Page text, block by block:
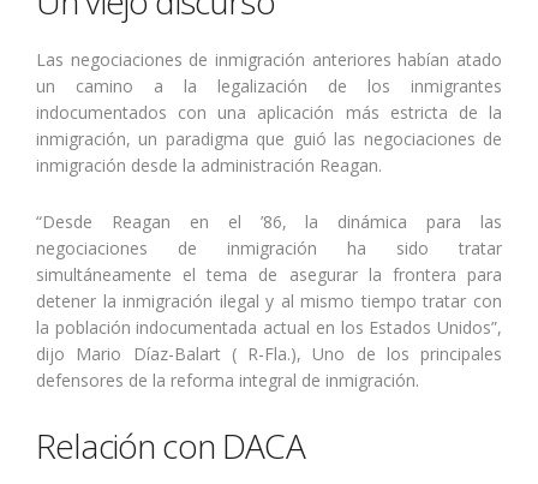
Las negociaciones de inmigración anteriores habían atado
un camino a la legalización de los inmigrantes
indocumentados con una aplicación más estricta de la
inmigración, un paradigma que guió las negociaciones de
inmigración desde la administración Reagan.
“Desde Reagan en el ’86, la dinámica para las
negociaciones de inmigración ha sido tratar
simultáneamente el tema de asegurar la frontera para
detener la inmigración ilegal y al mismo tiempo tratar con
la población indocumentada actual en los Estados Unidos”,
dijo Mario Díaz-Balart ( R-Fla.), Uno de los principales
defensores de la reforma integral de inmigración.
Relación con DACA